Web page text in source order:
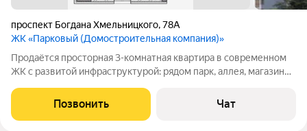
проспект Богдана Хмельницкого,78А
ЖК «Парковый (Домостроительная компания)»
Продаётся просторная 3-комнатная квартира в современном
ЖК с развитой инфраструктурой: рядом парк, аллея, магазины,
Сдача дома IV квартал 2026 года. Идеально для семьи илиПозвонить Чат